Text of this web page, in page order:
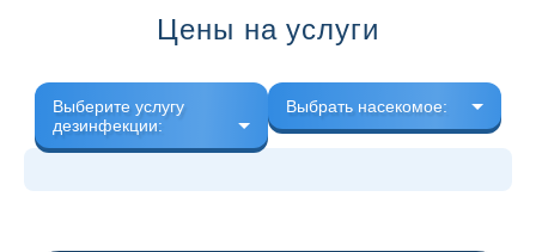
Цены на услуги
Выберите услугу
дезинфекции:
Выбрать насекомое: